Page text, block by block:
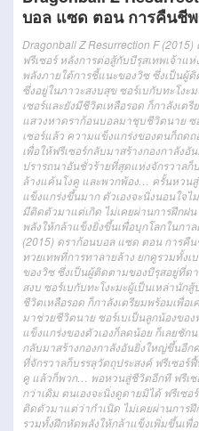
บอล แซด ตอน การคืนชี
Dragonball Z Resurrection F
ฟรีเซอร์ หลังการต่อสู้กับบีรุสเทพเจ้าแ
พลังภายใต้การชี้แนะของวิซ ซึ่งเป็นผู้
ซึ่งอยู่ในภาวะสงบสุข ซอร์เบกับทะโงะ
เซอร์และยังมีชีวิตเหลือรอด ก็กาลังเต
แสวงหาดราก้อนบอลมาชุบชีวิตนาย ซ
เซอร์แล้ว ความแข็งแกร่งของตนก็ถด
เพื่อให้ฟรีเซอร์กลับมาสร้างกองกาลัง
ปรารถนาอันชั่วร้ายที่สุดแห่งจักรวาล
ล้างแค้นโงคู และพวกพ้อง… ครั้นหวน
แข็งแกร่งขึ้นมาก ตัวเองจะนิ่งนอนใจไ
มีติดตัวมาแต่เกิด ไม่เคยผ่านการฝึกฝน
พลังให้กล้าแข็งยิ่งขึ้นเพื่อบุกโลกในกา
(2015) ดราก้อนบอล แซด ตอน การคืน
ทวยเทพที่การทาลายล้าง ยกคูรวมทั้งเบ
ของวิซซึ่งเป็นผู้ติดตามของบีรุสอยู่ที่ด
สงบ ซอร์เบกับทะโงะมะผู้เป็นเหล่านักสู้
ชีวิตเหลือรอด ก็กาลังเตรียมพร้อมเพื่อเ
มาช่วยชีวิตนาย ซอร์เบเป็นลูกน้องของ
แข็งแกร่งของตัวเองก็ลดน้อย ก็เลยชัก
กลับมาสร้างกองกาลังอันยิ่งใหญ่ขึ้นอีก
ที่จักรวาลก็บรรลุวัตถุประสงค์ ฟรีเซอร์ฟื้
คู แล้วก็พวก… พอหวนสู่ชีวิตอีกที ฟรีเ
กว่าเดิม ตนเองจะนิ่งดูดายมิได้ ฟรีเซอร์
ติดตัวมาแต่ว่ากำเนิด ไม่เคยผ่านการ
รวมทั้งฝึกหัดพลังให้กล้าแข็งเพิ่มขึ้นเพื่อ